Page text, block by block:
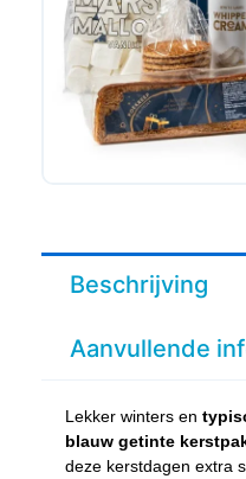
Beschrijving
Aanvullende
Lekker winters en
blauw getinte
deze kerstdagen extra